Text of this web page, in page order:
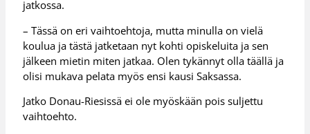
jatkossa.
– Tässä on eri vaihtoehtoja, mutta minulla on vielä
koulua ja tästä jatketaan nyt kohti opiskeluita ja sen
jälkeen mietin miten jatkaa. Olen tykännyt olla täällä ja
olisi mukava pelata myös ensi kausi Saksassa.
Jatko Donau-Riesissä ei ole myöskään pois suljettu
vaihtoehto.